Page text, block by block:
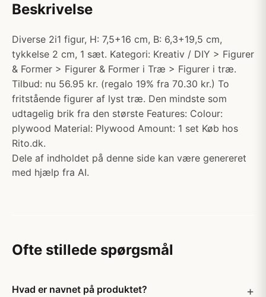
Beskrivelse
Diverse 2i1 figur, H: 7,5+16 cm, B: 6,3+19,5 cm,
tykkelse 2 cm, 1 sæt. Kategori: Kreativ / DIY > Figurer
& Former > Figurer & Former i Træ > Figurer i træ.
Tilbud: nu 56.95 kr. (regalo 19% fra 70.30 kr.) To
fritstående figurer af lyst træ. Den mindste som
udtagelig brik fra den største Features: Colour:
plywood Material: Plywood Amount: 1 set Køb hos
Rito.dk.
Dele af indholdet på denne side kan være genereret
med hjælp fra AI.
Ofte stillede spørgsmål
Hvad er navnet på produktet?